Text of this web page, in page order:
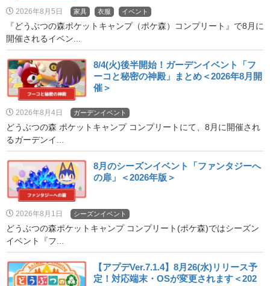
2026年8月5日 家具 衣服 イベント
『どうぶつの森ポケットキャンプ（ポケ森）コンプリート』で8月に
開催されるイベン...
8/4(火)後半開始！ガーデンイベント「フ
ーコと秘密の神殿」まとめ＜2026年8月開
催＞
2026年8月4日 ガーデンイベント
どうぶつの森 ポケットキャンプ コンプリートにて、8月に開催され
るガーデンイ...
8月のシーズンイベント「ファンタジーへ
の扉」＜2026年版＞
2026年8月1日 シーズンイベント
どうぶつの森ポケットキャンプ コンプリート(ポケ森)ではシーズン
イベント『フ...
【アプデVer.7.1.4】8月26(水)リリース予
定！対応端末・OSが変更されます＜202